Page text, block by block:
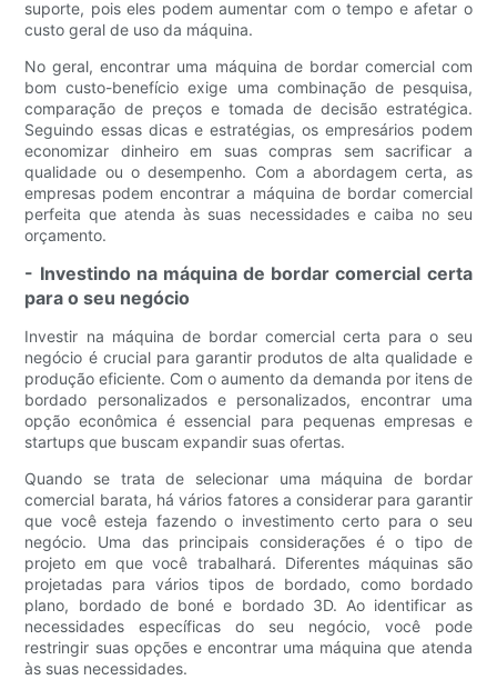
suporte, pois eles podem aumentar com o tempo e afetar o
custo geral de uso da máquina.
No geral, encontrar uma máquina de bordar comercial com
bom custo-benefício exige uma combinação de pesquisa,
comparação de preços e tomada de decisão estratégica.
Seguindo essas dicas e estratégias, os empresários podem
economizar dinheiro em suas compras sem sacrificar a
qualidade ou o desempenho. Com a abordagem certa, as
empresas podem encontrar a máquina de bordar comercial
perfeita que atenda às suas necessidades e caiba no seu
orçamento.
- Investindo na máquina de bordar comercial certa
para o seu negócio
Investir na máquina de bordar comercial certa para o seu
negócio é crucial para garantir produtos de alta qualidade e
produção eficiente. Com o aumento da demanda por itens de
bordado personalizados e personalizados, encontrar uma
opção econômica é essencial para pequenas empresas e
startups que buscam expandir suas ofertas.
Quando se trata de selecionar uma máquina de bordar
comercial barata, há vários fatores a considerar para garantir
que você esteja fazendo o investimento certo para o seu
negócio. Uma das principais considerações é o tipo de
projeto em que você trabalhará. Diferentes máquinas são
projetadas para vários tipos de bordado, como bordado
plano, bordado de boné e bordado 3D. Ao identificar as
necessidades específicas do seu negócio, você pode
restringir suas opções e encontrar uma máquina que atenda
às suas necessidades.